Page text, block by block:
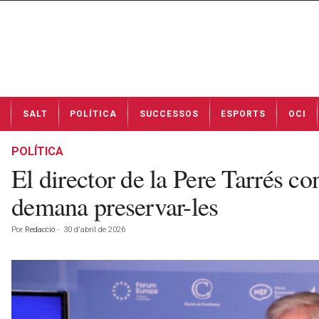
t
SALT POLÍTICA SUCCESSOS ESPORTS OCI
POLÍTICA
El director de la Pere Tarrés
demana preservar-les
Por Redacció - 30 d'abril de 2026